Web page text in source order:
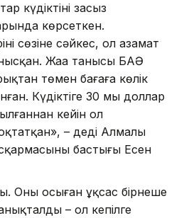
күдіктінің заңсыз
көрсеткен.
сөзіне сәйкес, ол азамат
Жаңа танысы БАӘ
төмен бағаға көлік
Күдіктіге 30 мың доллар
кейін ол
– деді Алмалы
бастығы Есен
Оның осыған ұқсас бірнеше
– ол кепілге